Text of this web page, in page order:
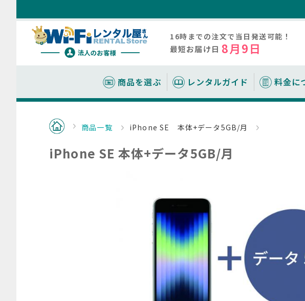
16時までの注文で当日発送可能！
最短お届け日 8月9日
商品を選ぶ レンタルガイド 料金に
クター
法人契約に必要なもの
お支払いについて
月額制レンタルについて
レンタル期間の考え方
機種別料金一覧
報
同時接続数の目安
詳細設定について
故障かなと思ったら
商品一覧 iPhone SE 本体+データ5GB/月
iPhone SE 本体+データ5GB/月